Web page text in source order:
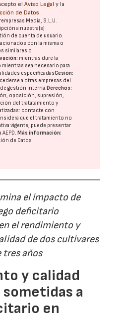
elAviso Legal y la
de Datos
Media, S.L.U.
a nuestra(s)
de cuenta de usuario.
con la misma o
similares o
mientras dure la
sea necesario para
especificadasCesión:
a otras empresas del
gestión interna. Derechos:
oposición, supresión,
del tratatamiento y
contacte con
que el tratamiento no
vigente, puede presentar
AEPD. Más información:
de Datos
el impacto de
deficitario
el rendimiento y
de dos cultivares
tres años
y calidad
a
en